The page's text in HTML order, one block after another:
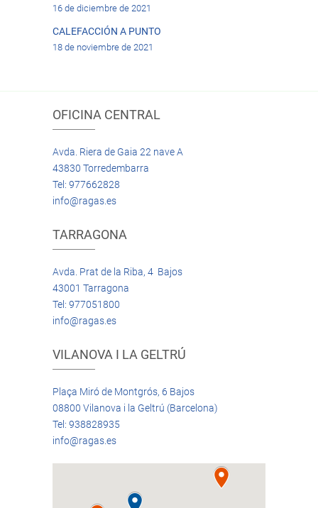
16 de diciembre de 2021
CALEFACCIÓN A PUNTO
18 de noviembre de 2021
OFICINA CENTRAL
Avda. Riera de Gaia 22 nave A
43830 Torredembarra
Tel: 977662828
info@ragas.es
TARRAGONA
Avda. Prat de la Riba, 4 Bajos
43001 Tarragona
Tel: 977051800
info@ragas.es
VILANOVA I LA GELTRÚ
Plaça Miró de Montgrós, 6 Bajos
08800 Vilanova i la Geltrú (Barcelona)
Tel: 938828935
info@ragas.es